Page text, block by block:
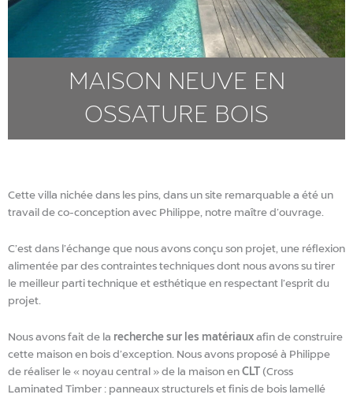
MAISON NEUVE EN
OSSATURE BOIS
Cette villa nichée dans les pins, dans un site remarquable a été un
travail de co-conception avec Philippe, notre maître d’ouvrage.
C’est dans l’échange que nous avons conçu son projet, une réflexion
alimentée par des contraintes techniques dont nous avons su tirer
le meilleur parti technique et esthétique en respectant l’esprit du
projet.
Nous avons fait de la recherche sur les matériauxafin de construire
cette maison en bois d’exception. Nous avons proposé à Philippe
de réaliser le « noyau central » de la maison enCLT (Cross
Laminated Timber : panneaux structurels et finis de bois lamellé